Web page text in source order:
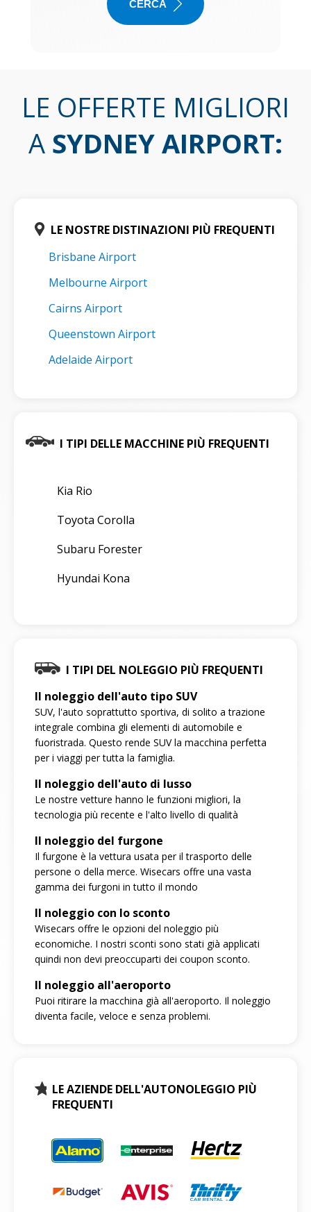
CERCA
LE OFFERTE MIGLIORI
A SYDNEY AIRPORT:
LE NOSTRE DISTINAZIONI PIÙ FREQUENTI
Brisbane Airport
Melbourne Airport
Cairns Airport
Queenstown Airport
Adelaide Airport
I TIPI DELLE MACCHINE PIÙ FREQUENTI
Kia Rio
Toyota Corolla
Subaru Forester
Hyundai Kona
I TIPI DEL NOLEGGIO PIÙ FREQUENTI
Il noleggio dell'auto tipo SUV
SUV, l'auto soprattutto sportiva, di solito a trazione
integrale combina gli elementi di automobile e
fuoristrada. Questo rende SUV la macchina perfetta
per i viaggi per tutta la famiglia.
Il noleggio dell'auto di lusso
Le nostre vetture hanno le funzioni migliori, la
tecnologia più recente e l'alto livello di qualità
Il noleggio del furgone
Il furgone è la vettura usata per il trasporto delle
persone o della merce. Wisecars offre una vasta
gamma dei furgoni in tutto il mondo
Il noleggio con lo sconto
Wisecars offre le opzioni del noleggio più
economiche. I nostri sconti sono stati già applicati
quindi non devi preoccuparti dei coupon sconto.
Il noleggio all'aeroporto
Puoi ritirare la macchina già all'aeroporto. Il noleggio
diventa facile, veloce e senza problemi.
LE AZIENDE DELL'AUTONOLEGGIO PIÙ
FREQUENTI